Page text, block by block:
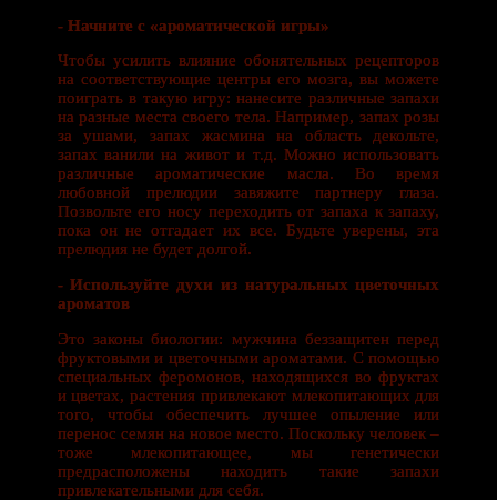
- Начните с «ароматической игры»
Чтобы усилить влияние обонятельных рецепторов
на соответствующие центры его мозга, вы можете
поиграть в такую игру: нанесите различные запахи
на разные места своего тела. Например, запах розы
за ушами, запах жасмина на область декольте,
запах ванили на живот и т.д. Можно использовать
различные ароматические масла. Во время
любовной прелюдии завяжите партнеру глаза.
Позвольте его носу переходить от запаха к запаху,
пока он не отгадает их все. Будьте уверены, эта
прелюдия не будет долгой.
- Используйте духи из натуральных цветочных
ароматов
Это законы биологии: мужчина беззащитен перед
фруктовыми и цветочными ароматами. С помощью
специальных феромонов, находящихся во фруктах
и цветах, растения привлекают млекопитающих для
того, чтобы обеспечить лучшее опыление или
перенос семян на новое место. Поскольку человек –
тоже млекопитающее, мы генетически
предрасположены находить такие запахи
привлекательными для себя.